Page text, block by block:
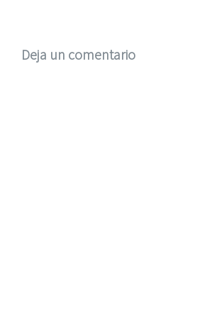
Deja un comentario